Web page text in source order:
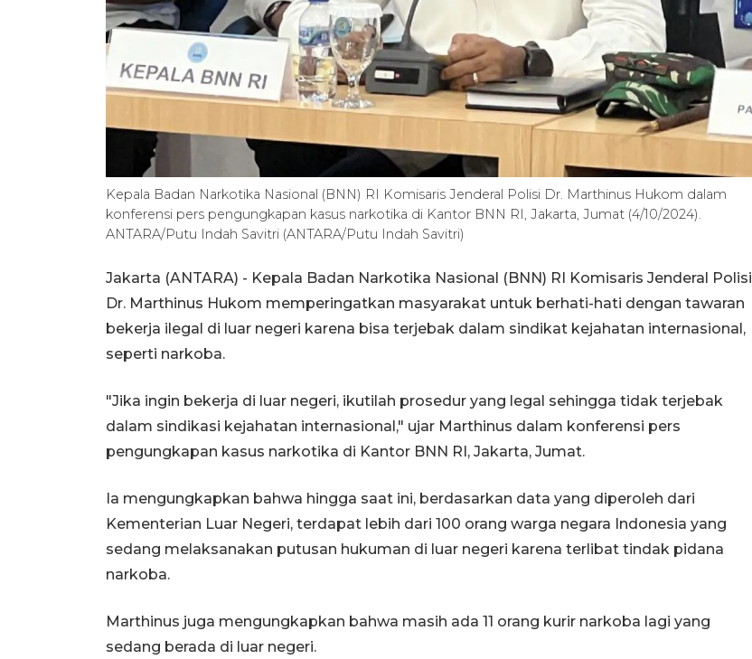
Kepala Badan Narkotika Nasional (BNN) RI Komisaris Jenderal Polisi Dr. Marthinus Hukom dalam
konferensi pers pengungkapan kasus narkotika di Kantor BNN RI, Jakarta, Jumat (4/10/2024).
ANTARA/Putu Indah Savitri (ANTARA/Putu Indah Savitri)
Jakarta (ANTARA) - Kepala Badan Narkotika Nasional (BNN) RI Komisaris Jenderal Polisi
Dr. Marthinus Hukom memperingatkan masyarakat untuk berhati-hati dengan tawaran
bekerja ilegal di luar negeri karena bisa terjebak dalam sindikat kejahatan internasional,
seperti narkoba.
"Jika ingin bekerja di luar negeri, ikutilah prosedur yang legal sehingga tidak terjebak
dalam sindikasi kejahatan internasional," ujar Marthinus dalam konferensi pers
pengungkapan kasus narkotika di Kantor BNN RI, Jakarta, Jumat.
Ia mengungkapkan bahwa hingga saat ini, berdasarkan data yang diperoleh dari
Kementerian Luar Negeri, terdapat lebih dari 100 orang warga negara Indonesia yang
sedang melaksanakan putusan hukuman di luar negeri karena terlibat tindak pidana
narkoba.
Marthinus juga mengungkapkan bahwa masih ada 11 orang kurir narkoba lagi yang
sedang berada di luar negeri.